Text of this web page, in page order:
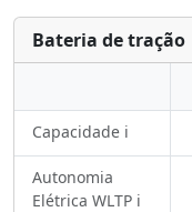
Bateria de tração
Capacidade ℹ️
Autonomia
Elétrica WLTP ℹ️